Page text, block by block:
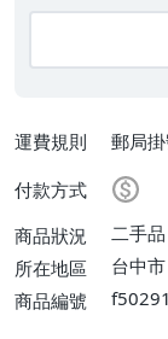
運費規則
郵局
費】
付款方式
商品狀況
二手品
所在地區
台中市
商品編號